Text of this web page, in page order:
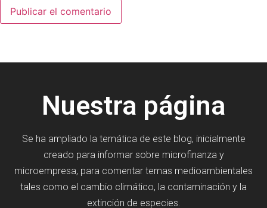
Nuestra página
Se ha ampliado la temática de este blog, inicialmente
creado para informar sobre microfinanza y
microempresa, para comentar temas medioambientales
tales como el cambio climático, la contaminación y la
extinción de especies.